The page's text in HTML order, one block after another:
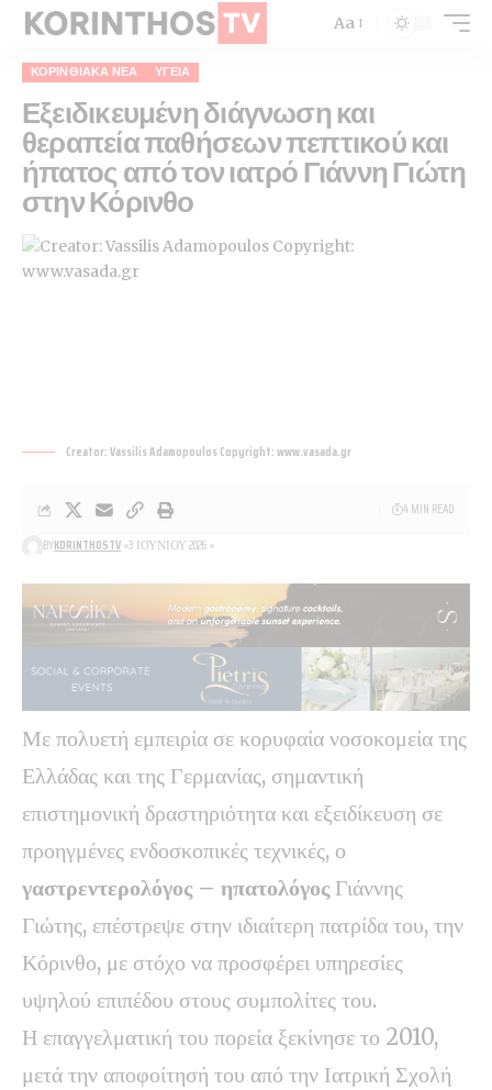
Aa
ΚΟΡΙΝΘΙΑΚΆ ΝΈΑ ΥΓΕΊΑ
Εξειδικευμένη διάγνωση και
θεραπεία παθήσεων πεπτικού και
ήπατος από τον ιατρό Γιάννη Γιώτη
στην Κόρινθο
Creator: Vassilis Adamopoulos Copyright: www.vasada.gr
BYKORINTHOSTV 3 ΙΟΥΝΊΟΥ 2026
4 MIN READ
Με πολυετή εμπειρία σε κορυφαία νοσοκομεία της
Ελλάδας και της Γερμανίας, σημαντική
επιστημονική δραστηριότητα και εξειδίκευση σε
προηγμένες ενδοσκοπικές τεχνικές, ο
γαστρεντερολόγος – ηπατολόγος Γιάννης
Γιώτης, επέστρεψε στην ιδιαίτερη πατρίδα του, την
Κόρινθο, με στόχο να προσφέρει υπηρεσίες
υψηλού επιπέδου στους συμπολίτες του.
Η επαγγελματική του πορεία ξεκίνησε το 2010,
μετά την αποφοίτησή του από την Ιατρική Σχολή